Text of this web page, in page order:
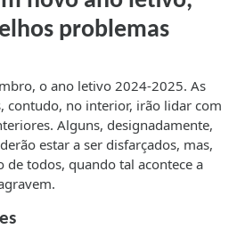
problemas
o ano letivo 2024-2025. As
contudo, no interior, irão lidar com
Alguns, designadamente,
estar a ser disfarçados, mas,
de todos, quando tal acontece a